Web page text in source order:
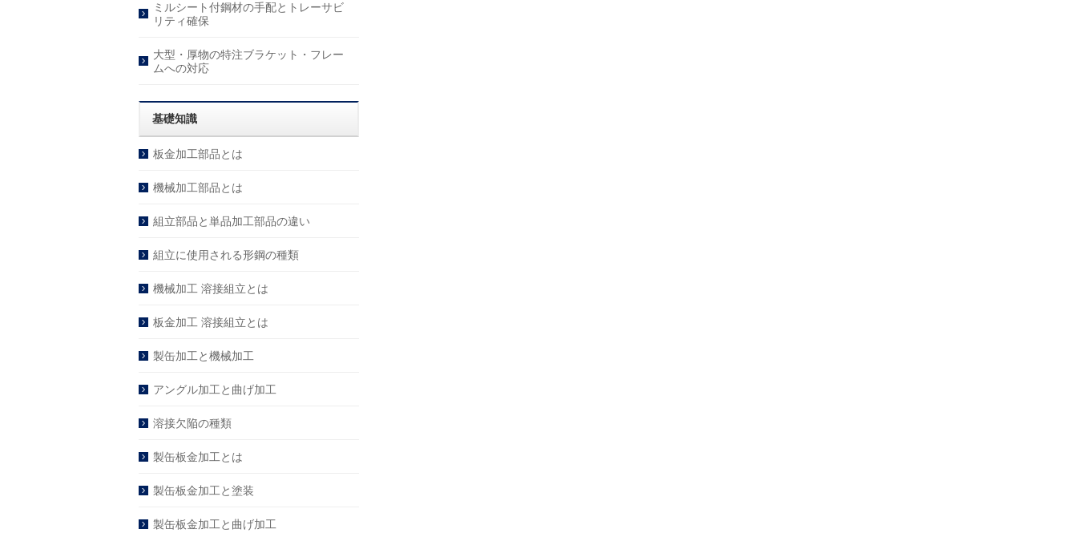
ミルシート付鋼材の手配とトレーサビ
リティ確保
大型・厚物の特注ブラケット・フレー
ムへの対応
基礎知識
板金加工部品とは
機械加工部品とは
組立部品と単品加工部品の違い
組立に使用される形鋼の種類
機械加工 溶接組立とは
板金加工 溶接組立とは
製缶加工と機械加工
アングル加工と曲げ加工
溶接欠陥の種類
製缶板金加工とは
製缶板金加工と塗装
製缶板金加工と曲げ加工